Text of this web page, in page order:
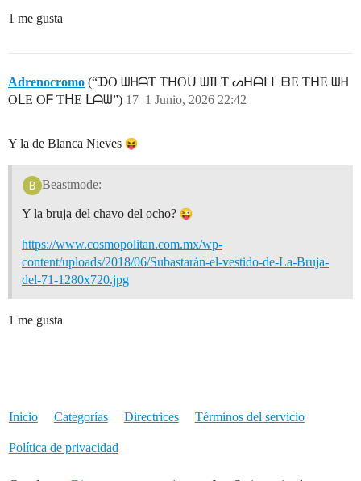
1 me gusta
Adrenocromo (“ᗪO ᗯᕼᗩT TᕼOᑌ ᗯIᒪT ᔕᕼᗩᒪᒪ ᗷE TᕼE ᗯᕼ
OᒪE Oᖴ TᕼE ᒪᗩᗯ”)
1 Junio, 2026 22:42
17
Y la de Blanca Nieves
Beastmode:
Y la bruja del chavo del ocho?
https://www.cosmopolitan.com.mx/wp-
content/uploads/2018/06/Subastarán-el-vestido-de-La-Bruja-
del-71-1280x720.jpg
1 me gusta
Inicio Categorías Directrices Términos del servicio
Política de privacidad